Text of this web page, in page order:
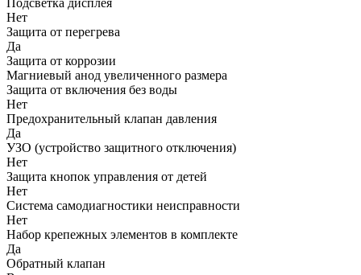
Подсветка дисплея
Нет
Защита от перегрева
Да
Защита от коррозии
Магниевый анод увеличенного размера
Защита от включения без воды
Нет
Предохранительный клапан давления
Да
УЗО (устройство защитного отключения)
Нет
Защита кнопок управления от детей
Нет
Система самодиагностики неисправности
Нет
Набор крепежных элементов в комплекте
Да
Обратный клапан